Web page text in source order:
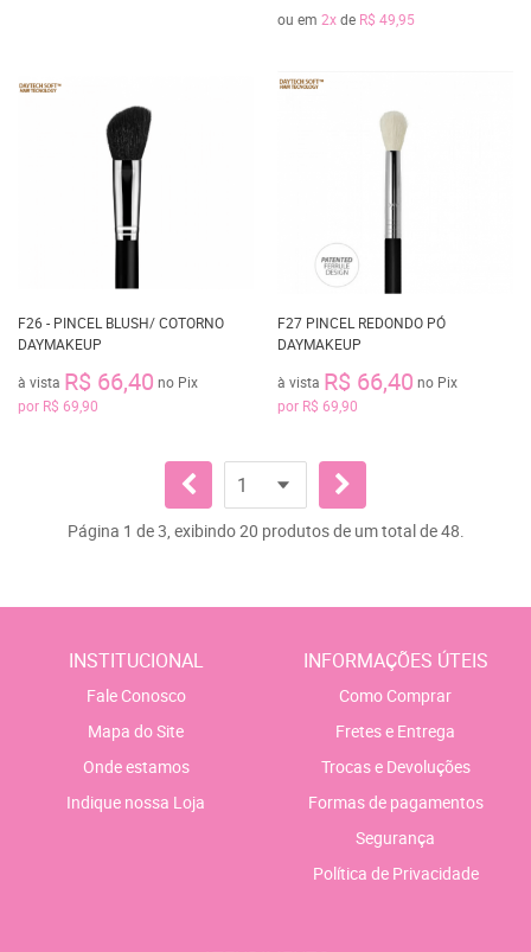
ou em 2xde R$ 49,95
F26 - PINCEL BLUSH/ COTORNO
DAYMAKEUP
à vista R$ 66,40 no Pix
por R$ 69,90
F27 PINCEL REDONDO PÓ
DAYMAKEUP
à vista R$ 66,40 no Pix
por R$ 69,90
Página 1 de 3, exibindo 20 produtos de um total de 48.
INSTITUCIONAL
Fale Conosco
Mapa do Site
Onde estamos
Indique nossa Loja
INFORMAÇÕES ÚTEIS
Como Comprar
Fretes e Entrega
Trocas e Devoluções
Formas de pagamentos
Segurança
Política de Privacidade